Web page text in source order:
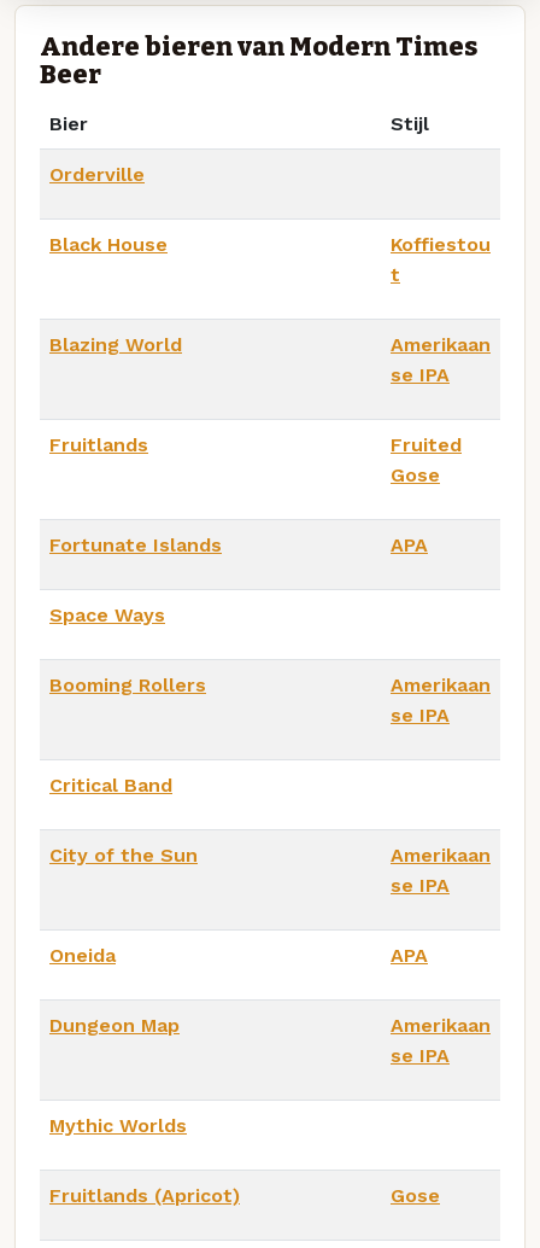
Andere bieren van Modern Times
Beer
Bier Stijl
Orderville
Black House
Koffiestou
t
Blazing World
Amerikaan
se IPA
Fruitlands
Fruited
Gose
Fortunate Islands APA
Space Ways
Booming Rollers
Amerikaan
se IPA
Critical Band
City of the Sun
Amerikaan
se IPA
Oneida APA
Dungeon Map
Amerikaan
se IPA
Mythic Worlds
Fruitlands (Apricot) Gose